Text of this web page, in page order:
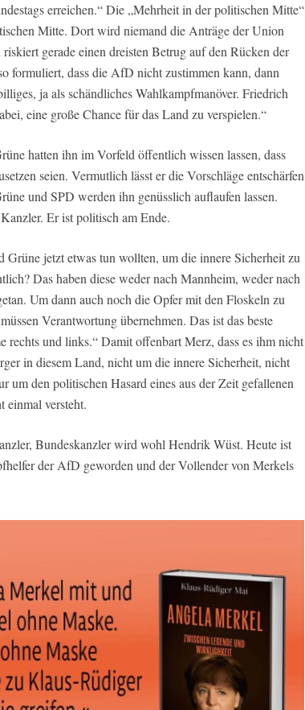
erreichen.“ Die „Mehrheit in der politischen Mitte“
Mitte. Dort wird niemand die Anträge der Union
gerade einen dreisten Betrug auf den Rücken der
formuliert, dass die AfD nicht zustimmen kann, dann
ja als schändliches Wahlkampfmanöver. Friedrich
eine große Chance für das Land zu verspielen.“
hatten ihn im Vorfeld öffentlich wissen lassen, dass
seien. Vermutlich lässt er die Vorschläge entschärfen
und SPD werden ihn genüsslich auflaufen lassen.
Er ist politisch am Ende.
jetzt etwas tun wollten, um die innere Sicherheit zu
Das haben diese weder nach Mannheim, weder nach
Um dann auch noch die Opfer mit den Floskeln zu
Verantwortung übernehmen. Das ist das beste
rechts und links.“ Damit offenbart Merz, dass es ihm nicht
in diesem Land, nicht um die innere Sicherheit, nicht
um den politischen Hasard eines aus der Zeit gefallenen
einmal versteht.
Bundeskanzler wird wohl Hendrik Wüst. Heute ist
der AfD geworden und der Vollender von Merkels